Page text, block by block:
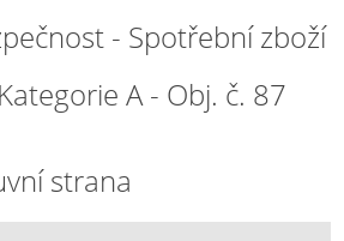
- Spotřební zboží
A - Obj. č. 87
strana